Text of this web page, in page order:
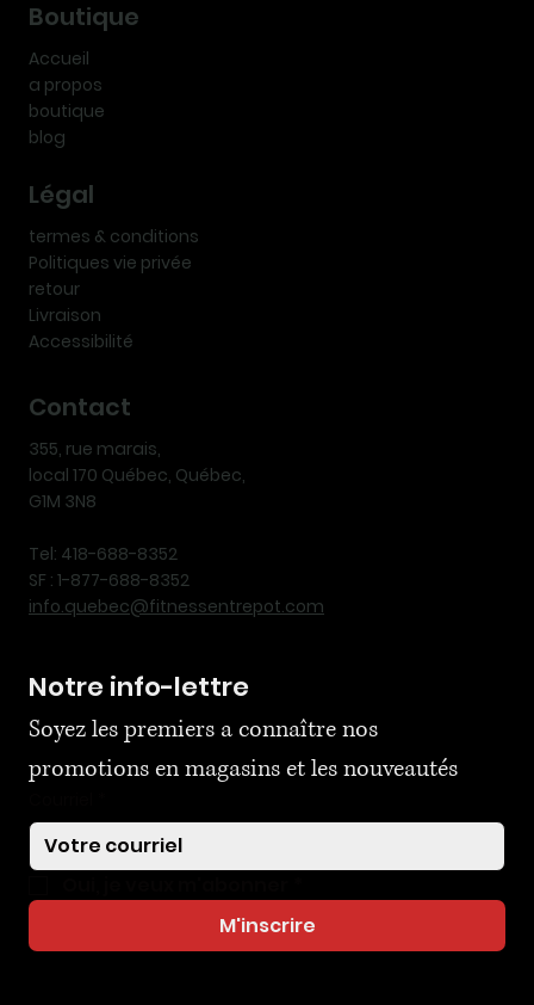
Boutique
Accueil
a propos
boutique
blog
Légal
termes & conditions
Politiques vie privée
retour
Livraison
Accessibilité
Contact
355, rue marais,
local 170 Québec, Québec,
G1M 3N8
Tel: 418-688-8352
SF : 1-877-688-8352
info.quebec@fitnessentrepot.com
Notre info-lettre
Soyez les premiers a connaître nos
promotions en magasins et les nouveautés
M'inscrire